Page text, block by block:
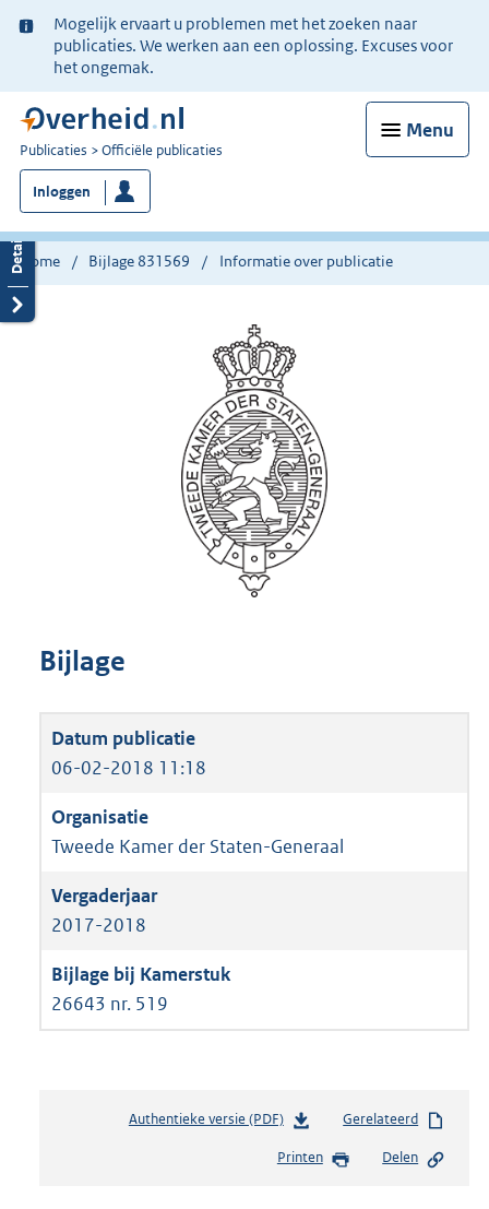
Ter
informatie:
Mogelijk ervaart u problemen met het zoeken naar
publicaties. We werken aan een oplossing. Excuses voor
het ongemak.
Menu
U
bent
nu
hier:
Publicaties Officiële publicaties
Inloggen
Home Bijlage 831569 Informatie over publicatie
Bijlage
06-02-2018 11:18
Tweede Kamer der Staten-Generaal
2017-2018
26643 nr. 519
Authentieke versie (PDF)b
s
Gerelateerd
Printen Delen